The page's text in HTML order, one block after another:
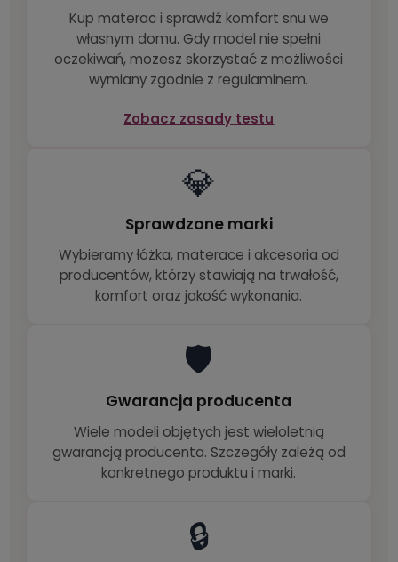
Kup materac i sprawdź komfort snu we
własnym domu. Gdy model nie spełni
oczekiwań, możesz skorzystać z możliwości
wymiany zgodnie z regulaminem.
Zobacz zasady testu
💎
Sprawdzone marki
Wybieramy łóżka, materace i akcesoria od
producentów, którzy stawiają na trwałość,
komfort oraz jakość wykonania.
🛡️
Gwarancja producenta
Wiele modeli objętych jest wieloletnią
gwarancją producenta. Szczegóły zależą od
konkretnego produktu i marki.
🔒